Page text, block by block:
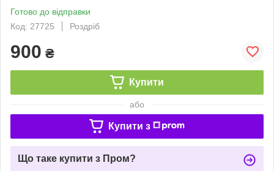
Готово до відправки
Код: 27725
Роздріб
900 ₴
Купити
або
Купити з
Що таке купити з Пром?